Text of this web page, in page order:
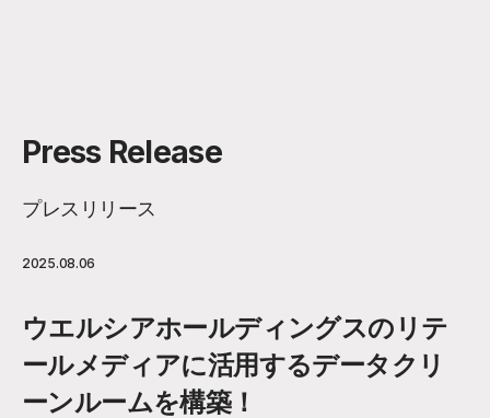
Press Release
プレスリリース
2025.08.06
ウエルシアホールディングスのリテ
ールメディアに活用するデータクリ
ーンルームを構築！